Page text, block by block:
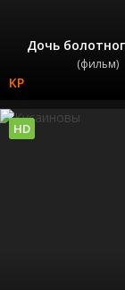
Дочь
(фильм)
HD